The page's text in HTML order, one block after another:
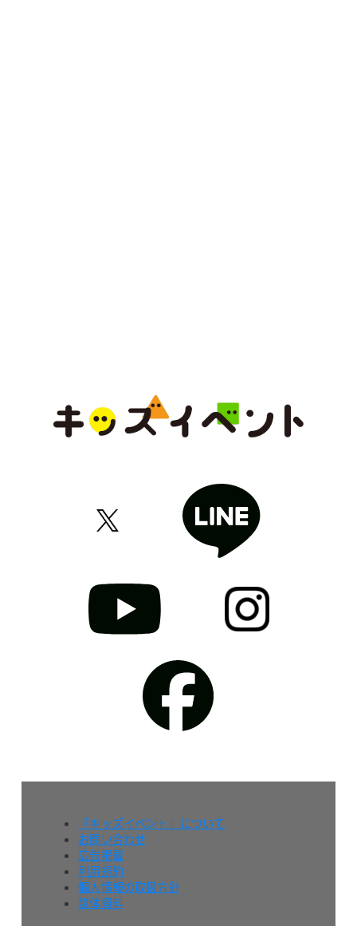
『キッズイベント』について
お問い合わせ
広告掲載
利用規約
個人情報の取扱方針
媒体資料